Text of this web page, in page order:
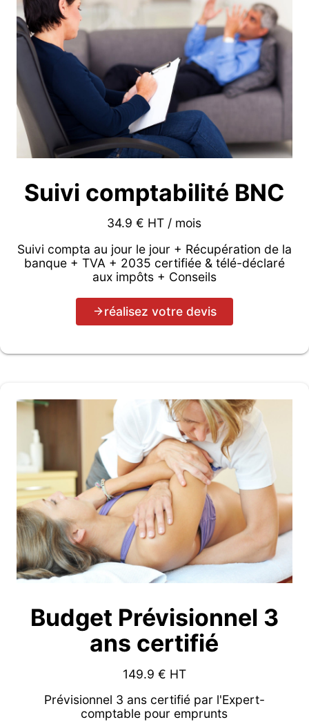
Suivi comptabilité BNC
34.9 € HT / mois
Suivi compta au jour le jour + Récupération de la
banque + TVA + 2035 certifiée & télé-déclaré
aux impôts + Conseils
réalisez votre devis
Budget Prévisionnel 3
ans certifié
149.9 € HT
Prévisionnel 3 ans certifié par l'Expert-
comptable pour emprunts